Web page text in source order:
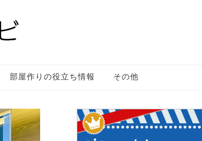
部屋作りの役立ち情報 その他